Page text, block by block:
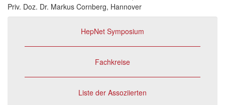
Priv. Doz. Dr. Markus Cornberg, Hannover
HepNet Symposium
Fachkreise
Liste der Assoziierten